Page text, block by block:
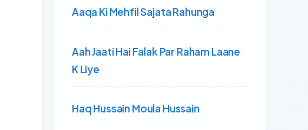
Aaqa Ki Mehfil Sajata Rahunga
Aah Jaati Hai Falak Par Raham Laane
K Liye
Haq Hussain Moula Hussain